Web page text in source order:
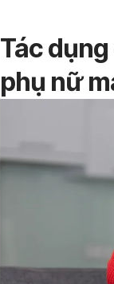
Tác
phụ nữ